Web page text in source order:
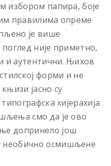
избором папира, боје
правилима опреме
је више
није приметно,
и аутентични. Њихов
форми и не
јасно су
хијерахија
смо да је ово
допринело још
необично осмишљене